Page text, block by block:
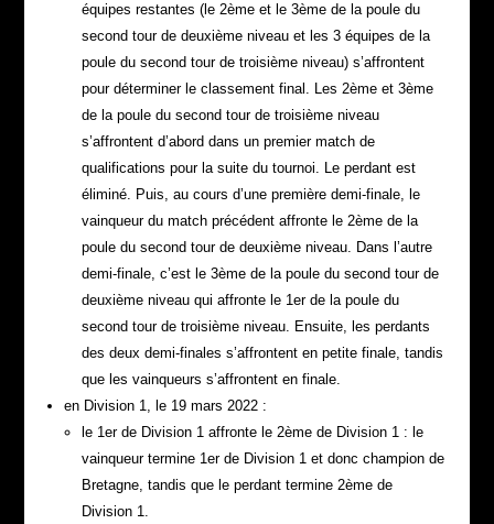
équipes restantes (le 2ème et le 3ème de la poule du
second tour de deuxième niveau et les 3 équipes de la
poule du second tour de troisième niveau) s’affrontent
pour déterminer le classement final. Les 2ème et 3ème
de la poule du second tour de troisième niveau
s’affrontent d’abord dans un premier match de
qualifications pour la suite du tournoi. Le perdant est
éliminé. Puis, au cours d’une première demi-finale, le
vainqueur du match précédent affronte le 2ème de la
poule du second tour de deuxième niveau. Dans l’autre
demi-finale, c’est le 3ème de la poule du second tour de
deuxième niveau qui affronte le 1er de la poule du
second tour de troisième niveau. Ensuite, les perdants
des deux demi-finales s’affrontent en petite finale, tandis
que les vainqueurs s’affrontent en finale.
en Division 1, le 19 mars 2022 :
le 1er de Division 1 affronte le 2ème de Division 1 : le
vainqueur termine 1er de Division 1 et donc champion de
Bretagne, tandis que le perdant termine 2ème de
Division 1.